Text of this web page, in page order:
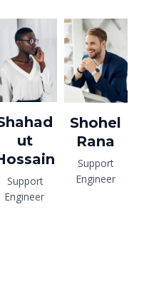
ut
Support
Engineer
Shohel
Rana
Support
Engineer